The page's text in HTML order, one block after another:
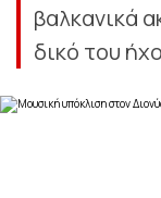
βαλκανικά
δικό του